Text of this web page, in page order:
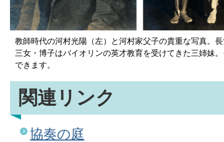
教師時代の河村光陽（左）と河村家父子の貴重な写真。
三女・博子はバイオリンの英才教育を受けてきた三姉妹
できます。
関連リンク
協奏の庭